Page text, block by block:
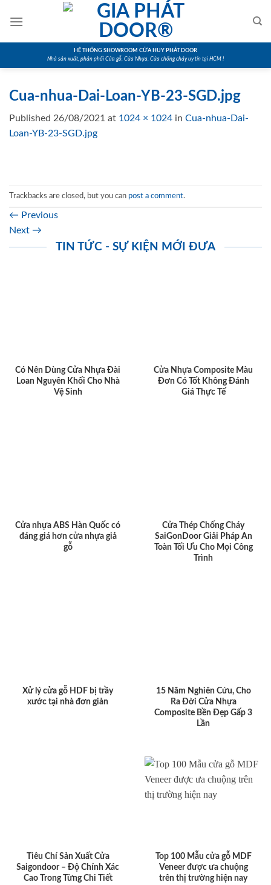
HỆ THỐNG SHOWROOM CỬA HUY PHÁT DOOR
Nhà sản xuất, phân phối Cửa gỗ, Cửa Nhựa, Cửa chống cháy uy tín tại HCM !
Cua-nhua-Dai-Loan-YB-23-SGD.jpg
Published 26/08/2021 at 1024 × 1024 in Cua-nhua-Dai-
Loan-YB-23-SGD.jpg
Trackbacks are closed, but you can post a comment.
← Previous
Next →
TIN TỨC - SỰ KIỆN MỚI ĐƯA
Có Nên Dùng Cửa Nhựa Đài
Loan Nguyên Khối Cho Nhà
Vệ Sinh
Cửa Nhựa Composite Màu
Đơn Có Tốt Không Đánh
Giá Thực Tế
Cửa nhựa ABS Hàn Quốc có
đáng giá hơn cửa nhựa giả
gỗ
Cửa Thép Chống Cháy
SaiGonDoor Giải Pháp An
Toàn Tối Ưu Cho Mọi Công
Trình
Xử lý cửa gỗ HDF bị trầy
xước tại nhà đơn giản
15 Năm Nghiên Cứu, Cho
Ra Đời Cửa Nhựa
Composite Bền Đẹp Gấp 3
Lần
Tiêu Chí Sản Xuất Cửa
Saigondoor – Độ Chính Xác
Cao Trong Từng Chi Tiết
Top 100 Mẫu cửa gỗ MDF
Veneer được ưa chuộng
trên thị trường hiện nay